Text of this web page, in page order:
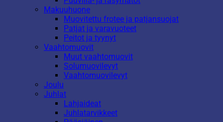
Makuuhuone
Muovitettu frotee ja patjansuojat
Patjat ja varavuoteet
Peitot ja tyynyt
Vaahtomuovit
Muut vaahtomuovit
Solumuovilevyt
Vaahtomuovilevyt
Joulu
Juhlat
Lahjaideat
Juhlatarvikkeet